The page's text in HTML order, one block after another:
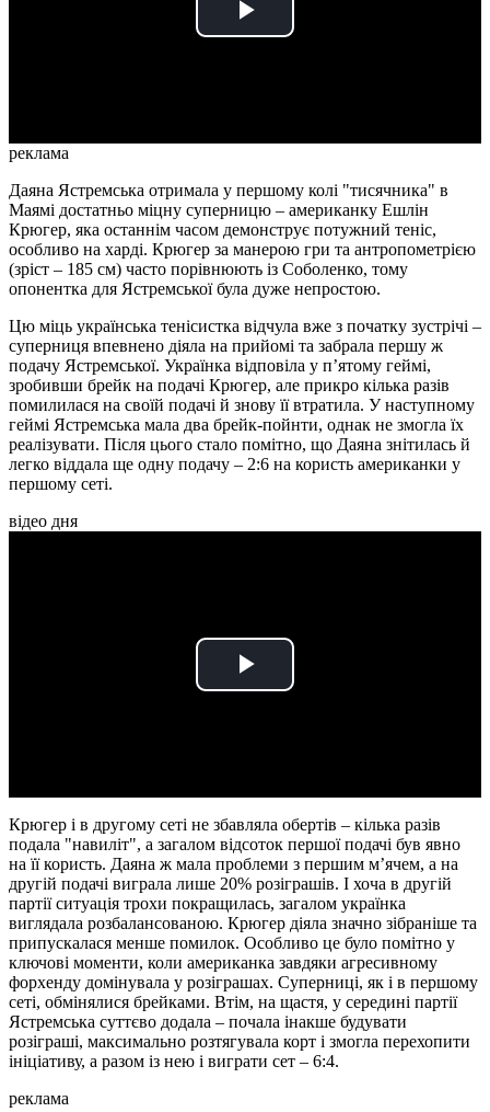
Play
реклама
Даяна Ястремська отримала у першому колі "тисячника" в
Маямі достатньо міцну суперницю – американку Ешлін
Крюгер, яка останнім часом демонструє потужний теніс,
особливо на харді. Крюгер за манерою гри та антропометрією
(зріст – 185 см) часто порівнюють із Соболенко, тому
опонентка для Ястремської була дуже непростою.
Цю міць українська тенісистка відчула вже з початку зустрічі –
суперниця впевнено діяла на прийомі та забрала першу ж
подачу Ястремської. Українка відповіла у п’ятому геймі,
зробивши брейк на подачі Крюгер, але прикро кілька разів
помилилася на своїй подачі й знову її втратила. У наступному
геймі Ястремська мала два брейк-пойнти, однак не змогла їх
реалізувати. Після цього стало помітно, що Даяна знітилась й
легко віддала ще одну подачу – 2:6 на користь американки у
першому сеті.
відео дня
Play
Крюгер і в другому сеті не збавляла обертів – кілька разів
подала "навиліт", а загалом відсоток першої подачі був явно
на її користь. Даяна ж мала проблеми з першим м’ячем, а на
другій подачі виграла лише 20% розіграшів. І хоча в другій
партії ситуація трохи покращилась, загалом українка
виглядала розбалансованою. Крюгер діяла значно зібраніше та
припускалася менше помилок. Особливо це було помітно у
ключові моменти, коли американка завдяки агресивному
форхенду домінувала у розіграшах. Суперниці, як і в першому
сеті, обмінялися брейками. Втім, на щастя, у середині партії
Ястремська суттєво додала – почала інакше будувати
розіграші, максимально розтягувала корт і змогла перехопити
ініціативу, а разом із нею і виграти сет – 6:4.
реклама